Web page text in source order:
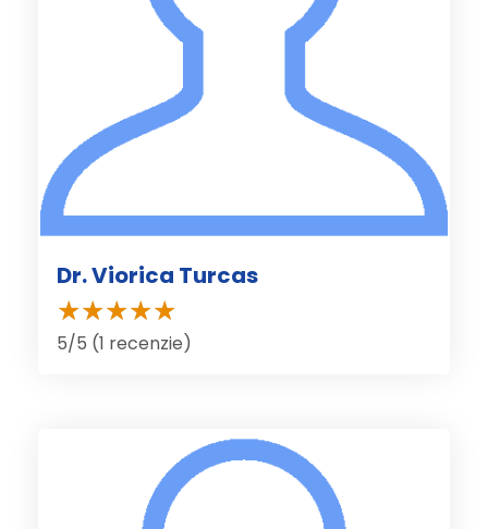
Dr. Viorica Turcas
5/5 (1 recenzie)